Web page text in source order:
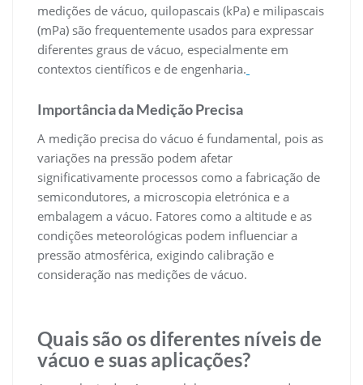
medições de vácuo, quilopascais (kPa) e milipascais
(mPa) são frequentemente usados para expressar
diferentes graus de vácuo, especialmente em
contextos científicos e de engenharia.
Importância da Medição Precisa
A medição precisa do vácuo é fundamental, pois as
variações na pressão podem afetar
significativamente processos como a fabricação de
semicondutores, a microscopia eletrónica e a
embalagem a vácuo. Fatores como a altitude e as
condições meteorológicas podem influenciar a
pressão atmosférica, exigindo calibração e
consideração nas medições de vácuo.
Quais são os diferentes níveis de
vácuo e suas aplicações?